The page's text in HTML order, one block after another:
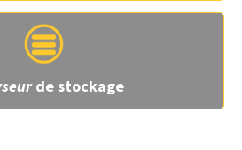
de stockage